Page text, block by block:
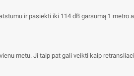
ir pasiekti iki 114 dB garsumą 1 metro
metu. Ji taip pat gali veikti kaip